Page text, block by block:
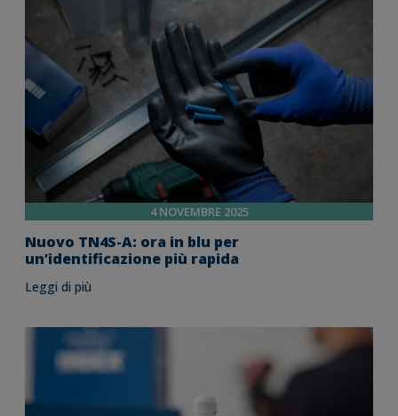
4 NOVEMBRE 2025
Nuovo TN4S-A: ora in blu per
un’identificazione più rapida
Leggi di più